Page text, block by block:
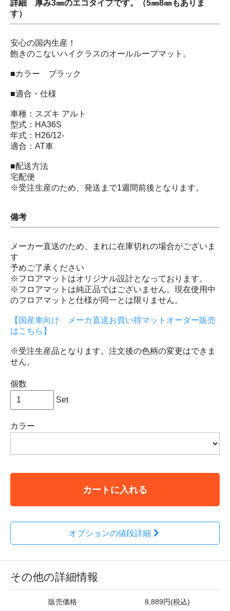
詳細 厚み3㎜のエコタイプです。（5㎜8㎜もありま
す）
安心の国内生産！
飽きのこないハイクラスのオールループマット。
■カラー ブラック
■適合・仕様
車種：スズキ アルト
型式：HA36S
年式：H26/12-
適合：AT車
■配送方法
宅配便
※受注生産のため、発送まで1週間前後となります。
備考
メーカー直送のため、まれに在庫切れの場合がございま
す
予めご了承ください
※フロアマットはオリジナル設計となっております。
※フロアマットは純正品ではございません。現在使用中
のフロアマットと仕様が同一とは限りません。
【国産車向け メーカ直送お買い得マットオーダー販売
はこちら】
※受注生産品となります。注文後の色柄の変更はできま
せん。
個数
Set
カラー
カートに入れる
オプションの値段詳細
その他の詳細情報
販売価格 8,889円(税込)